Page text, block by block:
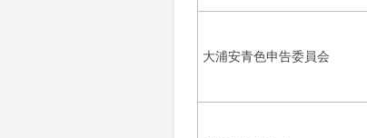
大浦安青色申告委員会